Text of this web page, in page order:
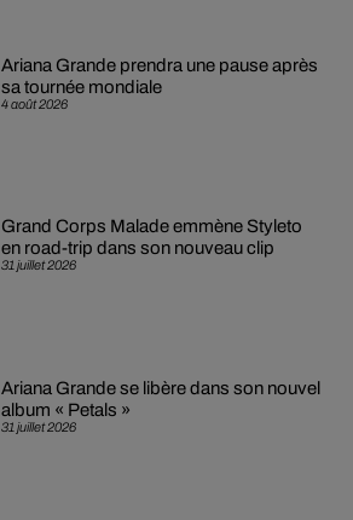
4 août 2026
Ariana Grande prendra une pause après
sa tournée mondiale
31 juillet 2026
Grand Corps Malade emmène Styleto
en road-trip dans son nouveau clip
31 juillet 2026
Ariana Grande se libère dans son nouvel
album « Petals »